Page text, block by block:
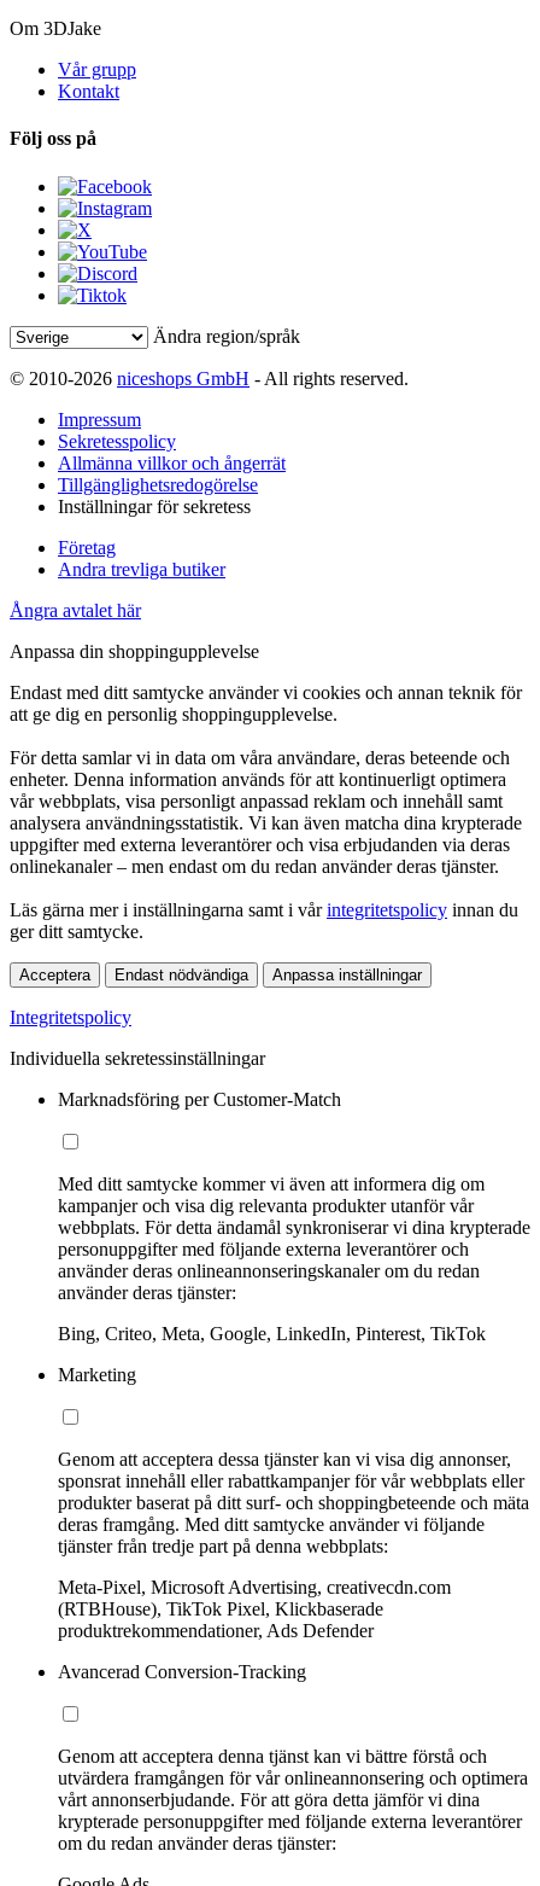
Om 3DJake
Vår grupp
Kontakt
Följ oss på
Ändra region/språk
© 2010-2026 niceshops GmbH - All rights reserved.
Impressum
Sekretesspolicy
Allmänna villkor och ångerrät
Tillgänglighetsredogörelse
Inställningar för sekretess
Företag
Andra trevliga butiker
Ångra avtalet här
Anpassa din shoppingupplevelse
Endast med ditt samtycke använder vi cookies och annan teknik för
att ge dig en personlig shoppingupplevelse.
För detta samlar vi in data om våra användare, deras beteende och
enheter. Denna information används för att kontinuerligt optimera
vår webbplats, visa personligt anpassad reklam och innehåll samt
analysera användningsstatistik. Vi kan även matcha dina krypterade
uppgifter med externa leverantörer och visa erbjudanden via deras
onlinekanaler – men endast om du redan använder deras tjänster.
Läs gärna mer i inställningarna samt i vårintegritetspolicy innan du
ger ditt samtycke.
Acceptera Endast nödvändiga Anpassa inställningar
Integritetspolicy
Individuella sekretessinställningar
Marknadsföring per Customer-Match
Med ditt samtycke kommer vi även att informera dig om
kampanjer och visa dig relevanta produkter utanför vår
webbplats. För detta ändamål synkroniserar vi dina krypterade
personuppgifter med följande externa leverantörer och
använder deras onlineannonseringskanaler om du redan
använder deras tjänster:
Bing, Criteo, Meta, Google, LinkedIn, Pinterest, TikTok
Marketing
Genom att acceptera dessa tjänster kan vi visa dig annonser,
sponsrat innehåll eller rabattkampanjer för vår webbplats eller
produkter baserat på ditt surf- och shoppingbeteende och mäta
deras framgång. Med ditt samtycke använder vi följande
tjänster från tredje part på denna webbplats:
Meta-Pixel, Microsoft Advertising, creativecdn.com
(RTBHouse), TikTok Pixel, Klickbaserade
produktrekommendationer, Ads Defender
Avancerad Conversion-Tracking
Genom att acceptera denna tjänst kan vi bättre förstå och
utvärdera framgången för vår onlineannonsering och optimera
vårt annonserbjudande. För att göra detta jämför vi dina
krypterade personuppgifter med följande externa leverantörer
om du redan använder deras tjänster: